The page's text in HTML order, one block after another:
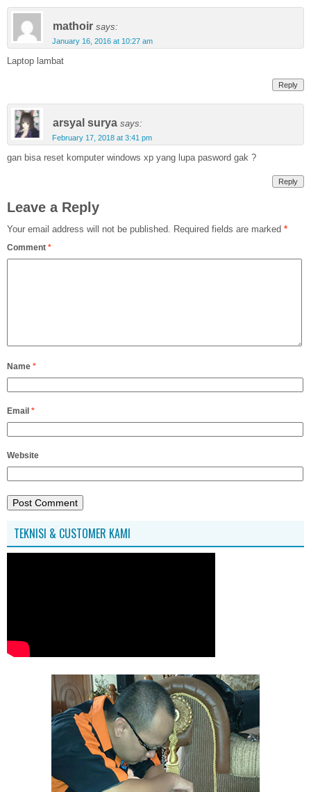
mathoir says:
January 16, 2016 at 10:27 am
Laptop lambat
Reply
arsyal surya says:
February 17, 2018 at 3:41 pm
gan bisa reset komputer windows xp yang lupa pasword gak ?
Reply
Leave a Reply
Your email address will not be published. Required fields are marked *
Comment *
Name *
Email *
Website
TEKNISI & CUSTOMER KAMI